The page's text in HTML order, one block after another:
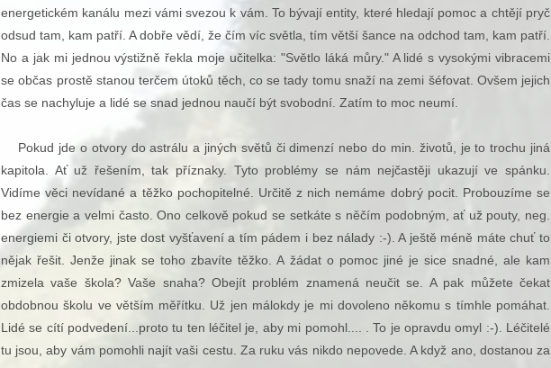
energetickém kanálu mezi vámi svezou k vám. To bývají entity, které hledají pomoc a chtějí pryč
odsud tam, kam patří. A dobře vědí, že čím víc světla, tím větší šance na odchod tam, kam patří.
No a jak mi jednou výstižně řekla moje učitelka: "Světlo láká můry." A lidé s vysokými vibracemi
se občas prostě stanou terčem útoků těch, co se tady tomu snaží na zemi šéfovat. Ovšem jejich
čas se nachyluje a lidé se snad jednou naučí být svobodní. Zatím to moc neumí.
Pokud jde o otvory do astrálu a jiných světů či dimenzí nebo do min. životů, je to trochu jiná
kapitola. Ať už řešením, tak příznaky. Tyto problémy se nám nejčastěji ukazují ve spánku.
Vidíme věci nevídané a těžko pochopitelné. Určitě z nich nemáme dobrý pocit. Probouzíme se
bez energie a velmi často. Ono celkově pokud se setkáte s něčím podobným, ať už pouty, neg.
energiemi či otvory, jste dost vyšťavení a tím pádem i bez nálady :-). A ještě méně máte chuť to
nějak řešit. Jenže jinak se toho zbavíte těžko. A žádat o pomoc jiné je sice snadné, ale kam
zmizela vaše škola? Vaše snaha? Obejít problém znamená neučit se. A pak můžete čekat
obdobnou školu ve větším měřítku. Už jen málokdy je mi dovoleno někomu s tímhle pomáhat.
Lidé se cítí podvedení...proto tu ten léčitel je, aby mi pomohl.... . To je opravdu omyl :-). Léčitelé
tu jsou, aby vám pomohli najít vaši cestu. Za ruku vás nikdo nepovede. A když ano, dostanou za